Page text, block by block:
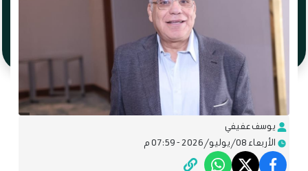
يوسف عفيفي
الأربعاء 08/يوليو/2026 - 07:59 م